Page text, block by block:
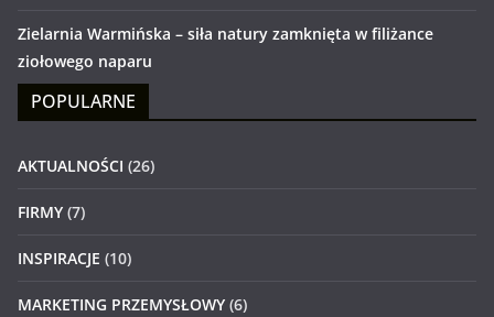
Zielarnia Warmińska – siła natury zamknięta w filiżance
ziołowego naparu
POPULARNE
AKTUALNOŚCI (26)
FIRMY (7)
INSPIRACJE (10)
MARKETING PRZEMYSŁOWY (6)